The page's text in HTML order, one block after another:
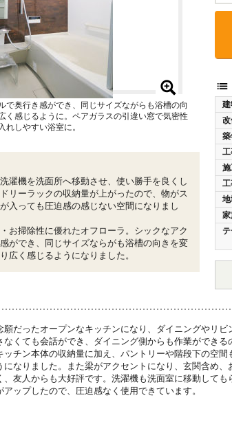
建
改
築
工
施
工
地
家
テ
で奥行き感ができ、同じサイズながらも浴槽の向
く感じるように。ペアガラスの引違い窓で気密性
れしやすい浴室に。
濯機を洗面所へ移動させ、使い勝手を良くし
リーラックの収納量が上がったので、物がス
入っても圧迫感の感じない空間になりまし
お掃除性に優れたオフローラ。シックなアク
ができ、同じサイズならがも浴槽の向きを変
広く感じるようになりました。
願だったオープンなキッチンになり、ダイニングやリ
なくても会話ができ、ダイニング側からも作業ができ
ッチン本体の収納量に加え、パントリーや階段下の空
になりました。また梁がアクセントになり、玄関含め
、友人からも大好評です。洗濯機も洗面室に移動して
アップしたので、圧迫感なく使用できています。